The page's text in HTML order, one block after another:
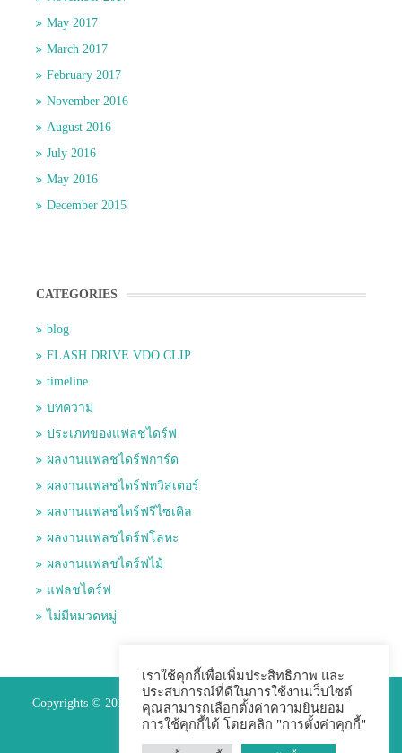
May 2017
March 2017
February 2017
November 2016
August 2016
July 2016
May 2016
December 2015
CATEGORIES
blog
FLASH DRIVE VDO CLIP
timeline
บทความ
ประเภทของแฟลชไดร์ฟ
ผลงานแฟลชไดร์ฟการ์ด
ผลงานแฟลชไดร์ฟทวิสเตอร์
ผลงานแฟลชไดร์ฟรีไซเคิล
ผลงานแฟลชไดร์ฟโลหะ
ผลงานแฟลชไดร์ฟไม้
แฟลชไดร์ฟ
ไม่มีหมวดหมู่
Copyrights © 2015 Premium Perfect Co.,ltd. All Rights Reserved.
เราใช้คุกกี้เพื่อเพิ่มประสิทธิภาพ และ
ประสบการณ์ที่ดีในการใช้งานเว็บไซต์
คุณสามารถเลือกตั้งค่าความยินยอม
การใช้คุกกี้ได้ โดยคลิก "การตั้งค่าคุกกี้"